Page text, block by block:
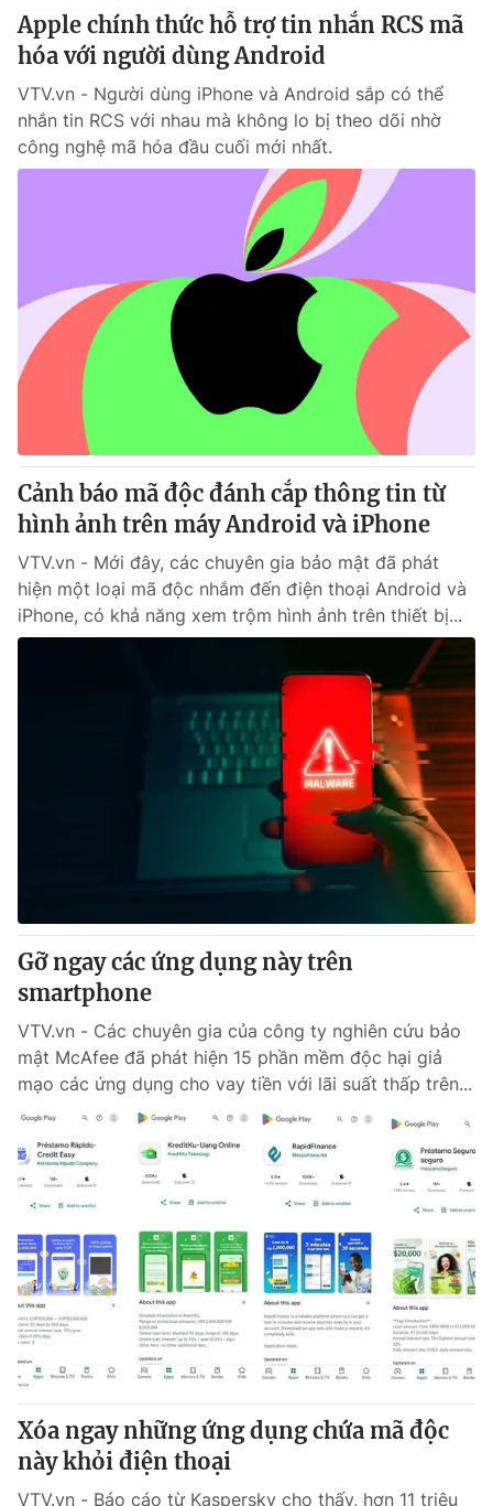
Apple chính thức hỗ trợ tin nhắn RCS mã
hóa với người dùng Android
VTV.vn - Người dùng iPhone và Android sắp có thể
nhắn tin RCS với nhau mà không lo bị theo dõi nhờ
công nghệ mã hóa đầu cuối mới nhất.
Cảnh báo mã độc đánh cắp thông tin từ
hình ảnh trên máy Android và iPhone
VTV.vn - Mới đây, các chuyên gia bảo mật đã phát
hiện một loại mã độc nhắm đến điện thoại Android và
iPhone, có khả năng xem trộm hình ảnh trên thiết bị...
Gỡ ngay các ứng dụng này trên
smartphone
VTV.vn - Các chuyên gia của công ty nghiên cứu bảo
mật McAfee đã phát hiện 15 phần mềm độc hại giả
mạo các ứng dụng cho vay tiền với lãi suất thấp trên...
Xóa ngay những ứng dụng chứa mã độc
này khỏi điện thoại
VTV.vn - Báo cáo từ Kaspersky cho thấy, hơn 11 triệu